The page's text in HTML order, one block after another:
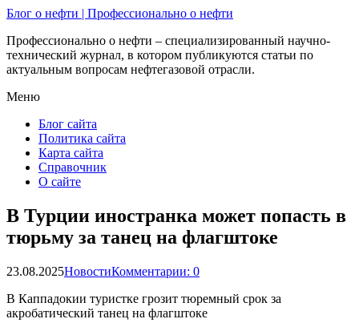
Блог о нефти | Профессионально о нефти
Профессионально о нефти – специализированный научно-
технический журнал, в котором публикуются статьи по
актуальным вопросам нефтегазовой отрасли.
Меню
Блог сайта
Политика сайта
Карта сайта
Справочник
О сайте
В Турции иностранка может попасть в
тюрьму за танец на флагштоке
23.08.2025НовостиКомментарии: 0
В Каппадокии туристке грозит тюремный срок за
акробатический танец на флагштоке